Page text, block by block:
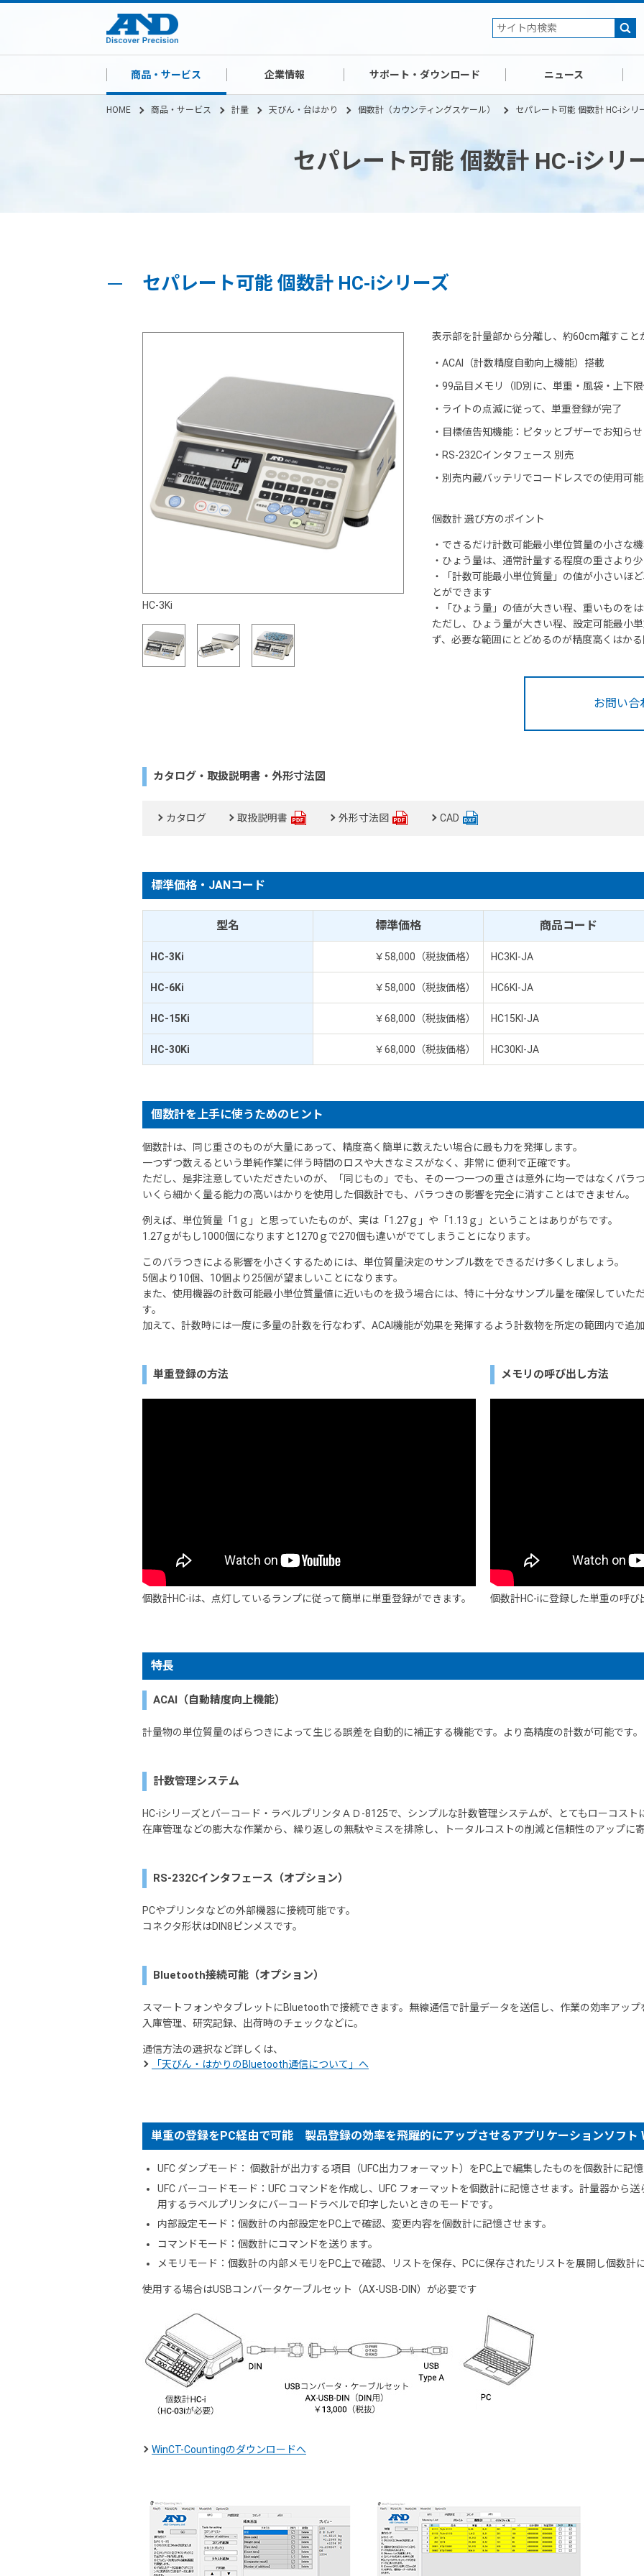
商品・サービス 企業情報 サポート・ダウンロード ニュース
HOME 商品・サービス 計量 天びん・台はかり 個数計（カウンティングスケール） セパレート可能 個数計 HC-iシリ
セパレート可能 個数計 HC-iシリ
セパレート可能 個数計 HC-iシリーズ
HC-3Ki
表示部を計量部から分離し、約60cm離すこと
・ ACAI（計数精度自動向上機能）搭載
・ 99品目メモリ（ID別に、単重・風袋・上下限
・ ライトの点滅に従って、単重登録が完了
・ 目標値告知機能：ピタッとブザーでお知ら
・ RS-232Cインタフェース 別売
・ 別売内蔵バッテリでコードレスでの使用可能
個数計 選び方のポイント
・できるだけ計数可能最小単位質量の小さな
・ひょう量は、通常計量する程度の重さより
・「計数可能最小単位質量」の値が小さいほ
とができます
・「ひょう量」の値が大きい程、重いものをは
ただし、ひょう量が大きい程、設定可能最小
ず、必要な範囲にとどめるのが精度高くはかる
お問い合
カタログ・取扱説明書・外形寸法図
カタログ 取扱説明書 外形寸法図 CAD
標準価格・JANコード
型名 標準価格 商品コード
HC-3Ki ￥58,000（税抜価格） HC3KI-JA
HC-6Ki ￥58,000（税抜価格） HC6KI-JA
HC-15Ki ￥68,000（税抜価格） HC15KI-JA
HC-30Ki ￥68,000（税抜価格） HC30KI-JA
個数計を上手に使うためのヒント
個数計は、同じ重さのものが大量にあって、精度高く簡単に数えたい場合に最も力を発揮します。
一つずつ数えるという単純作業に伴う時間のロスや大きなミスがなく、非常に 便利で正確です。
ただし、是非注意していただきたいのが、「同じもの」でも、その一つ一つの重さは意外に均一ではなくバラ
いくら細かく量る能力の高いはかりを使用した個数計でも、バラつきの影響を完全に消すことはできません。
例えば、単位質量「1ｇ」と思っていたものが、実は「1.27ｇ」や「1.13ｇ」ということはありがちです。
1.27ｇがもし1000個になりますと1270ｇで270個も違いがでてしまうことになります。
このバラつきによる影響を小さくするためには、単位質量決定のサンプル数をできるだけ多くしましょう。
5個より10個、10個より25個が望ましいことになります。
また、使用機器の計数可能最小単位質量値に近いものを扱う場合には、特に十分なサンプル量を確保していた
す。
加えて、計数時には一度に多量の計数を行なわず、ACAI機能が効果を発揮するよう計数物を所定の範囲内で追加
単重登録の方法
個数計HC-iは、点灯しているランプに従って簡単に単重登録ができます。
メモリの呼び出し方法
個数計HC-iに登録した単重の呼び
特長
ACAI（自動精度向上機能）
計量物の単位質量のばらつきによって生じる誤差を自動的に補正する機能です。より高精度の計数が可能です。
計数管理システム
HC-iシリーズとバーコード・ラベルプリンタＡＤ-8125で、シンプルな計数管理システムが、とてもローコスト
在庫管理などの膨大な作業から、繰り返しの無駄やミスを排除し、トータルコストの削減と信頼性のアップに寄
RS-232Cインタフェース（オプション）
PCやプリンタなどの外部機器に接続可能です。
コネクタ形状はDIN8ピンメスです。
Bluetooth接続可能（オプション）
スマートフォンやタブレットにBluetoothで接続できます。無線通信で計量データを送信し、作業の効率アップ
入庫管理、研究記録、出荷時のチェックなどに。
通信方法の選択など詳しくは、
「天びん・はかりのBluetooth通信について」へ
単重の登録をPC経由で可能 製品登録の効率を飛躍的にアップさせるアプリケーションソフト
UFC ダンプモード： 個数計が出力する項目（UFC出力フォーマット）をPC上で編集したものを個数計に記憶
UFC バーコードモード：UFC コマンドを作成し、UFC フォーマットを個数計に記憶させます。計量器から
用するラベルプリンタにバーコードラベルで印字したいときのモードです。
内部設定モード：個数計の内部設定をPC上で確認、変更内容を個数計に記憶させます。
コマンドモード：個数計にコマンドを送ります。
メモリモード：個数計の内部メモリをPC上で確認、リストを保存、PCに保存されたリストを展開し個数計
使用する場合はUSBコンバータケーブルセット（AX-USB-DIN）が必要です
WinCT-Countingのダウンロードへ